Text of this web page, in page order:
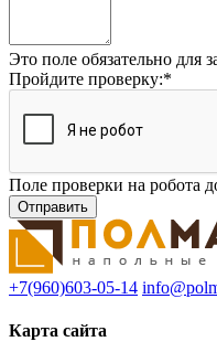
Это поле обязательно для
Пройдите проверку:*
Поле проверки на робота
+7(960)603-05-14
Карта сайта